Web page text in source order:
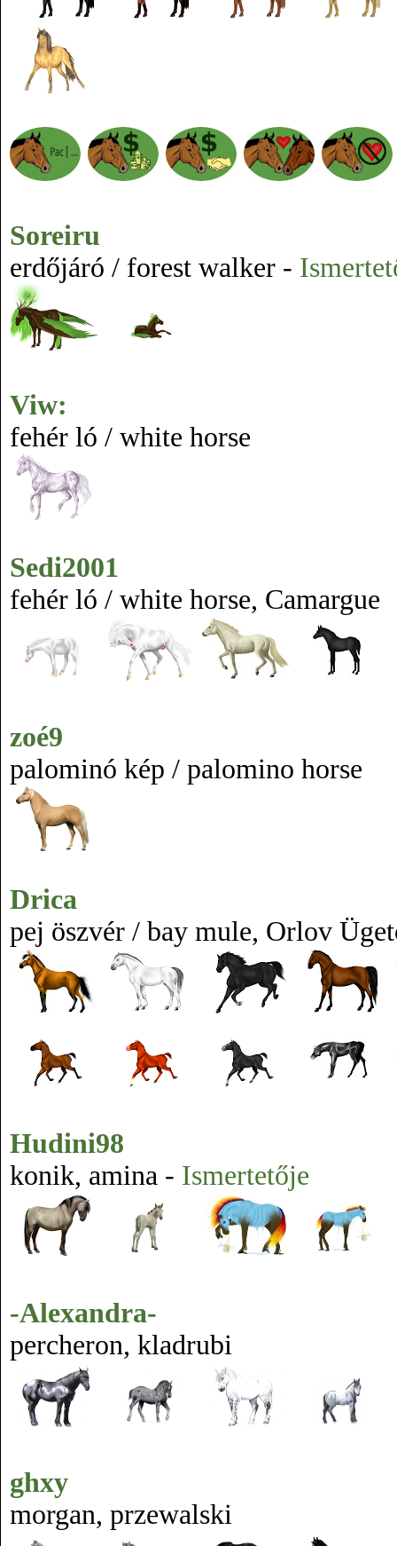
Soreiru
erdőjáró / forest walker -
Viw:
fehér ló / white horse
Sedi2001
fehér ló / white horse, Camargue
zoé9
palominó kép / palomino horse
Drica
pej öszvér / bay mule, Orlov
Hudini98
konik, amina - Ismertetője
-Alexandra-
percheron, kladrubi
ghxy
morgan, przewalski